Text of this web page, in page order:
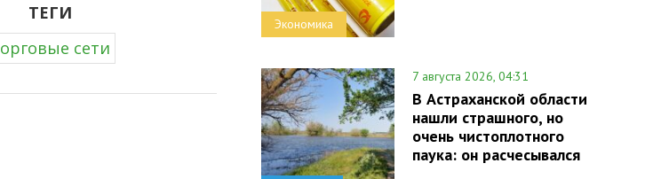
ТЕГИ
сети
Экономика
7 августа 2026, 04:31
В Астраханской области
нашли страшного, но
очень чистоплотного
паука: он расчесывался